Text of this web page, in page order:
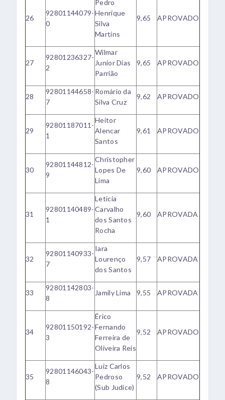
26
92801144079-
0
Pedro
Henrique
Silva
Martins
9,65 APROVADO
27
92801236327-
2
Wilmar
Junior Dias
Parrião
9,65 APROVADO
28
92801144658-
7
Romário da
Silva Cruz
9,62 APROVADO
29
92801187011-
1
Heitor
Alencar
Santos
9,61 APROVADO
30
92801144812-
9
Christopher
Lopes De
Lima
9,60 APROVADO
31
92801140489-
1
Leticia
Carvalho
dos Santos
Rocha
9,60 APROVADA
32
92801140933-
7
Iara
Lourenço
dos Santos
9,57 APROVADA
33
92801142803-
8
Jamily Lima 9,55 APROVADA
34
92801150192-
3
Érico
Fernando
Ferreira de
Oliveira Reis
9,52 APROVADO
35
92801146043-
8
Luiz Carlos
Pedroso
(Sub Judice)
9,52 APROVADO